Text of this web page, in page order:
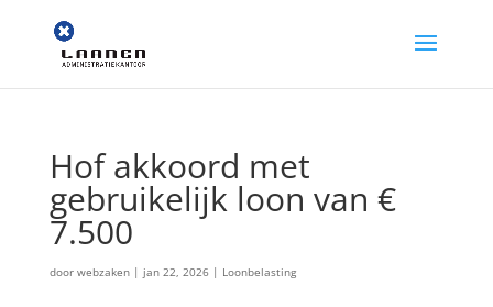
Hof akkoord met
gebruikelijk loon van €
7.500
door webzaken| jan 22, 2026| Loonbelasting